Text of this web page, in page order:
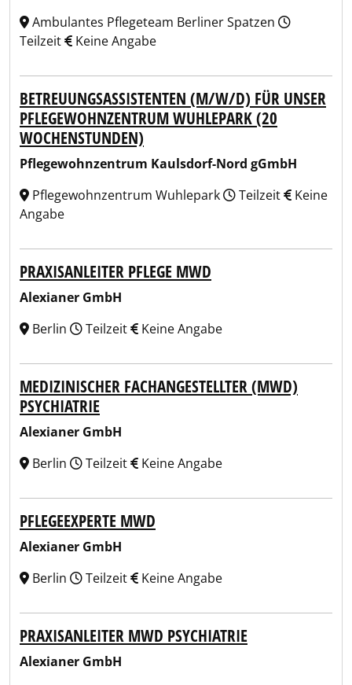
Ambulantes Pflegeteam Berliner Spatzen
Teilzeit
Keine Angabe
BETREUUNGSASSISTENTEN (M/W/D) FÜR UNSER
PFLEGEWOHNZENTRUM WUHLEPARK (20
WOCHENSTUNDEN)
Pflegewohnzentrum Kaulsdorf-Nord gGmbH
Pflegewohnzentrum Wuhlepark
Teilzeit
Keine
Angabe
PRAXISANLEITER PFLEGE MWD
Alexianer GmbH
Berlin
Teilzeit Keine Angabe
MEDIZINISCHER FACHANGESTELLTER (MWD)
PSYCHIATRIE
Alexianer GmbH
Berlin
Teilzeit Keine Angabe
PFLEGEEXPERTE MWD
Alexianer GmbH
Berlin
Teilzeit Keine Angabe
PRAXISANLEITER MWD PSYCHIATRIE
Alexianer GmbH